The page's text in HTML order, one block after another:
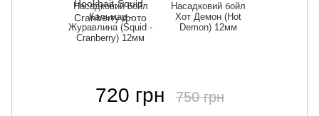
Насадковий бойл
Кальмар -
Журавлина (Squid -
Cranberry) 12мм
Насадковий бойл
Хот Демон (Hot
Demon) 12мм
720 грн 750 грн